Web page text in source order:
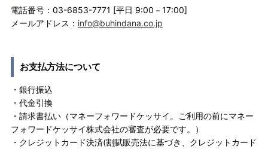
電話番号：03-6853-7771 [平日 9:00－17:00]
メールアドレス： info@buhindana.co.jp
お支払方法について
・銀行振込
・代金引換
・請求書払い（マネーフォワードケッサイ。ご利用の前にマネー
フォワードケッサイ株式会社の審査が必要です。）
・クレジットカード決済(割賦販売法に基づき、クレジットカード